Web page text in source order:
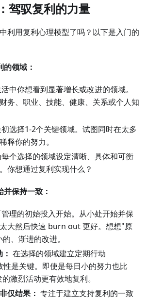
驾驭复利的力量
利用复利心理模型了吗？以下是入门的
领域：
中你想看到显著增长或改进的领域。
务、职业、技能、健康、关系或个人知
选择1-2个关键领域。试图同时在太多
释你的努力。
每个选择的领域设定清晰、具体和可衡
你想通过复利实现什么？
保持一致：
理的初始投入开始。从小处开始并保
大然后快速 burn out 更好。想想"原
、渐进的改进。
在选择的领域建立定期行动
是关键。即使是每日小的努力也比
激烈活动更有效地复利。
仅结果： 专注于建立支持复利的一致